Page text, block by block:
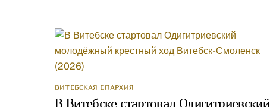
ВИТЕБСКАЯ ЕПАРХИЯ
В Витебске стартовал Одигитриевский